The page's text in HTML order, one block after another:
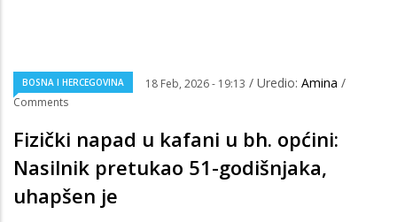
BOSNA I HERCEGOVINA 18 Feb, 2026 - 19:13 / Uredio: Amina /
Comments
Fizički napad u kafani u bh. općini:
Nasilnik pretukao 51-godišnjaka,
uhapšen je